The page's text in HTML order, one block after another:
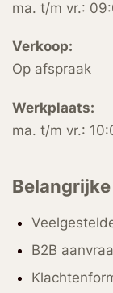
ma. t/m vr.:
Verkoop:
Op afspraak
Werkplaats:
ma. t/m vr.:
B2B